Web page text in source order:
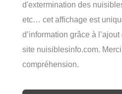
d'extermination des
etc… cet affichage est
d’information grâce à
site nuisiblesinfo.com.
compréhension.